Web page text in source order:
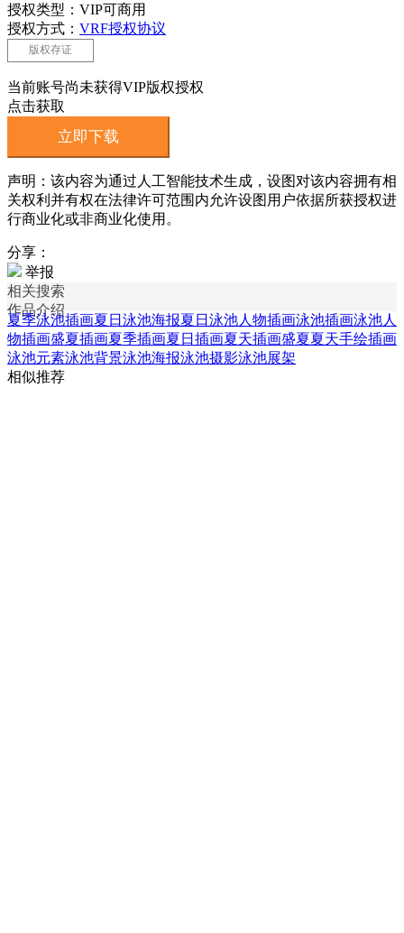
授权类型：VIP可商用
授权方式： VRF授权协议
版权存证
当前账号尚未获得VIP版权授权
点击获取
立即下载
声明：该内容为通过人工智能技术生成，设图对该内容拥有相
关权利并有权在法律许可范围内允许设图用户依据所获授权进
行商业化或非商业化使用。
分享：
举报
相关搜索
作品介绍
夏季泳池插画夏日泳池海报夏日泳池人物插画泳池插画泳池人
物插画盛夏插画夏季插画夏日插画夏天插画盛夏夏天手绘插画
泳池元素泳池背景泳池海报泳池摄影泳池展架
相似推荐